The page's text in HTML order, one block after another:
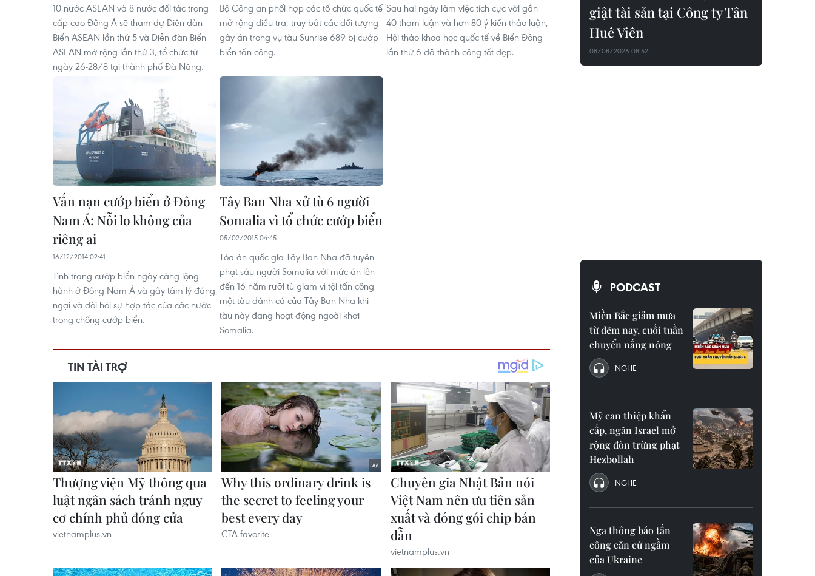
10 nước ASEAN và 8 nước đối tác trong
cấp cao Đông Á sẽ tham dự Diễn đàn
Biển ASEAN lần thứ 5 và Diễn đàn Biển
ASEAN mở rộng lần thứ 3, tổ chức từ
ngày 26-28/8 tại thành phố Đà Nẵng.
Bộ Công an phối hợp các tổ chức quốc tế
mở rộng điều tra, truy bắt các đối tượng
gây án trong vụ tàu Sunrise 689 bị cướp
biển tấn công.
Sau hai ngày làm việc tích cực với gần
40 tham luận và hơn 80 ý kiến thảo luận,
Hội thảo khoa học quốc tế về Biển Đông
lần thứ 6 đã thành công tốt đẹp.
Vấn nạn cướp biển ở Đông
Nam Á: Nỗi lo không của
riêng ai
16/12/2014 02:41
Tình trạng cướp biển ngày càng lộng
hành ở Đông Nam Á và gây tâm lý đáng
ngại và đòi hỏi sự hợp tác của các nước
trong chống cướp biển.
Tây Ban Nha xử tù 6 người
Somalia vì tổ chức cướp biển
05/02/2015 04:45
Tòa án quốc gia Tây Ban Nha đã tuyên
phạt sáu người Somalia với mức án lên
đến 16 năm rưỡi tù giam vì tội tấn công
một tàu đánh cá của Tây Ban Nha khi
tàu này đang hoạt động ngoài khơi
Somalia.
giật tài sản tại Công ty Tân
Huê Viên
08/08/2026 08:52
PODCAST
Miền Bắc giảm mưa
từ đêm nay, cuối tuần
chuyển nắng nóng
NGHE
Mỹ can thiệp khẩn
cấp, ngăn Israel mở
rộng đòn trừng phạt
Hezbollah
NGHE
Nga thông báo tấn
công căn cứ ngầm
của Ukraine